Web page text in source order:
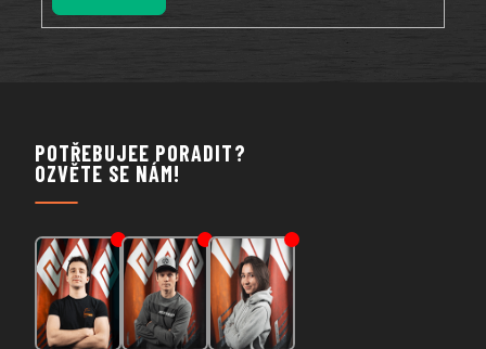
POTŘEBUJEE PORADIT?
OZVĚTE SE NÁM!